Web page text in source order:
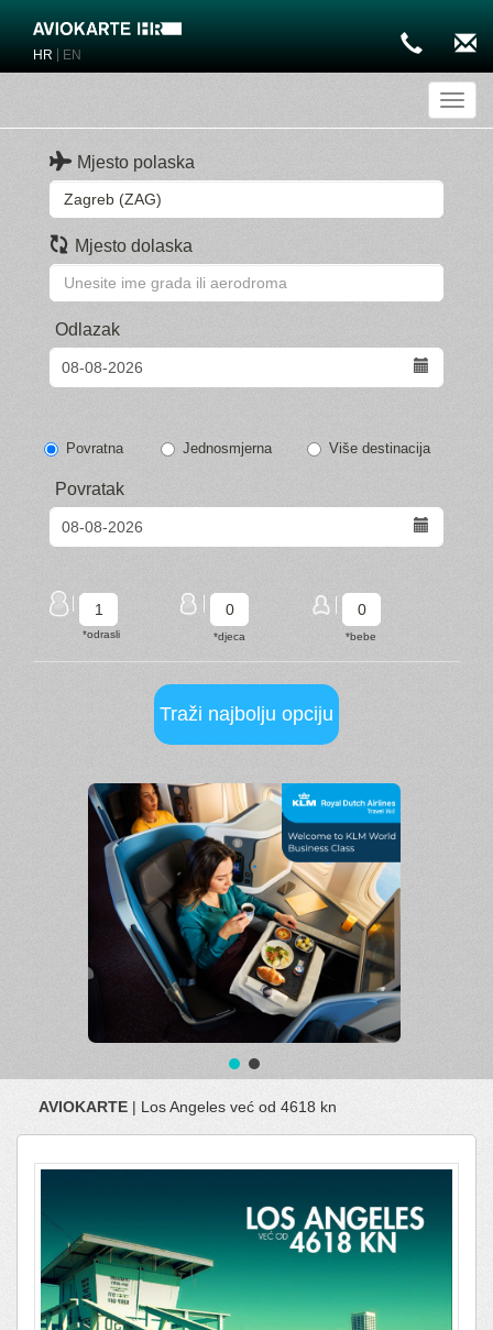
HR EN
Mjesto polaska
Mjesto dolaska
Odlazak
Povratna Jednosmjerna Više destinacija
Povratak
AVIOKARTE | Los Angeles već od 4618 kn